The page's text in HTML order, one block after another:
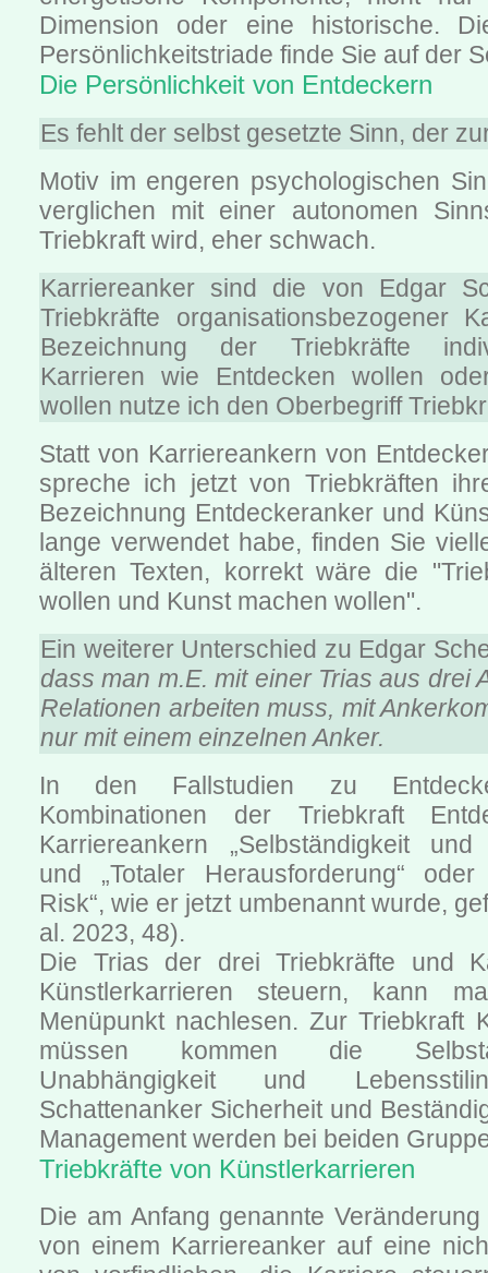
Dimension oder eine historische.
Persönlichkeitstriade finde Sie auf der
Die Persönlichkeit von Entdeckern
Es fehlt der selbst gesetzte Sinn, der
Motiv im engeren psychologischen
verglichen mit einer autonomen
Triebkraft wird, eher schwach.
Karriereanker sind die von Edgar
Triebkräfte organisationsbezogener
Bezeichnung der Triebkräfte
Karrieren wie Entdecken wollen
wollen nutze ich den Oberbegriff
Statt von Karriereankern von
spreche ich jetzt von Triebkräften
Bezeichnung Entdeckeranker und
lange verwendet habe, finden Sie
älteren Texten, korrekt wäre die
wollen und Kunst machen wollen".
Ein weiterer Unterschied zu Edgar
dass man m.E. mit einer Trias aus drei
Relationen arbeiten muss, mit
nur mit einem einzelnen Anker.
In den Fallstudien zu
Kombinationen der Triebkraft
Karriereankern „Selbständigkeit und
und „Totaler Herausforderung“
Risk“, wie er jetzt umbenannt wurde,
al. 2023, 48).
Die Trias der drei Triebkräfte und
Künstlerkarrieren steuern, kann
Menüpunkt nachlesen. Zur Triebkraft
müssen kommen die
Unabhängigkeit und
Schattenanker Sicherheit und
Management werden bei beiden
Triebkräfte von Künstlerkarrieren
Die am Anfang genannte
von einem Karriereanker auf eine